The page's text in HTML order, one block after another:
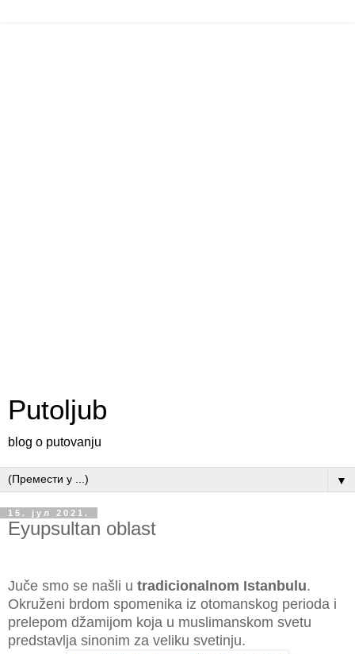
Putoljub
blog o putovanju
▼
15. јул 2021.
Eyupsultan oblast
Juče smo se našli u tradicionalnom Istanbulu.
Okruženi brdom spomenika iz otomanskog perioda i
prelepom džamijom koja u muslimanskom svetu
predstavlja sinonim za veliku svetinju.